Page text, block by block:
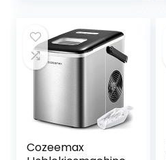
ijsblokjes,
zelfreinigende
functie,
Cozeemax